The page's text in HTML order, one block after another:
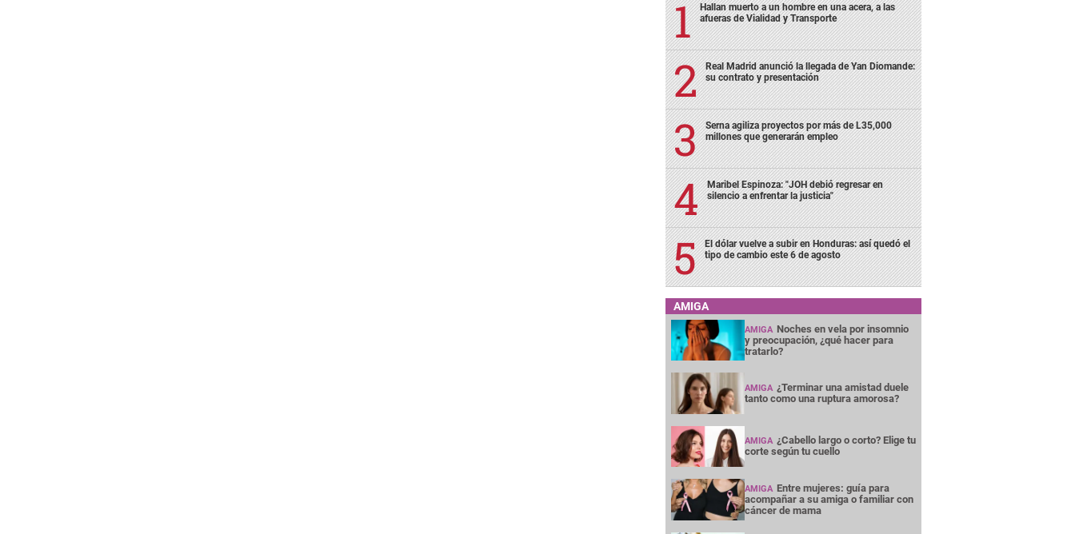
Hallan muerto a un hombre en una acera, a las
afueras de Vialidad y Transporte
Real Madrid anunció la llegada de Yan Diomande:
su contrato y presentación
Serna agiliza proyectos por más de L35,000
millones que generarán empleo
Maribel Espinoza: "JOH debió regresar en
silencio a enfrentar la justicia"
El dólar vuelve a subir en Honduras: así quedó el
tipo de cambio este 6 de agosto
AMIGA
AMIGA Noches en vela por insomnio
y preocupación, ¿qué hacer para
tratarlo?
AMIGA ¿Terminar una amistad duele
tanto como una ruptura amorosa?
AMIGA ¿Cabello largo o corto? Elige tu
corte según tu cuello
AMIGA Entre mujeres: guía para
acompañar a su amiga o familiar con
cáncer de mama